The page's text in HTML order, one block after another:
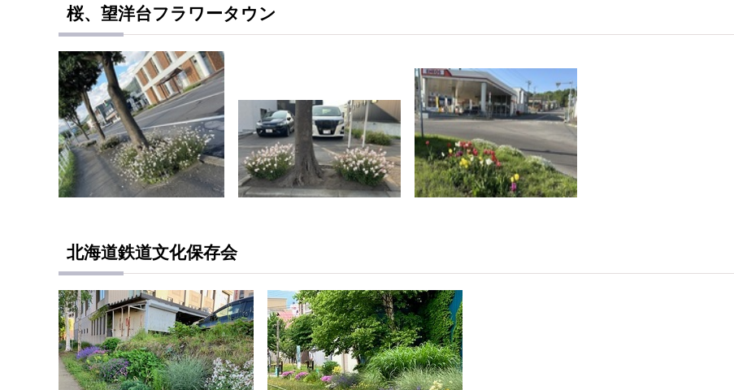
桜、望洋台フラワータウン
北海道鉄道文化保存会